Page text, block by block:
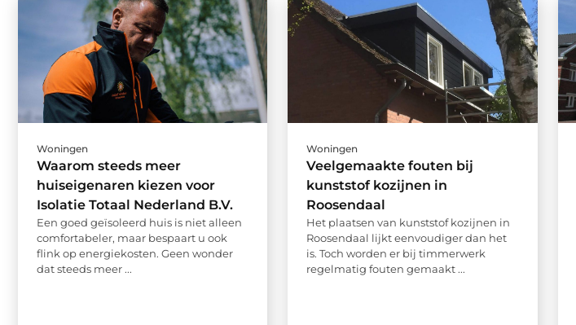
Woningen
Waarom steeds meer
huiseigenaren kiezen voor
Isolatie Totaal Nederland B.V.
Een goed geïsoleerd huis is niet alleen
comfortabeler, maar bespaart u ook
flink op energiekosten. Geen wonder
dat steeds meer ...
Woningen
Veelgemaakte fouten bij
kunststof kozijnen in
Roosendaal
Het plaatsen van kunststof kozijnen in
Roosendaal lijkt eenvoudiger dan het
is. Toch worden er bij timmerwerk
regelmatig fouten gemaakt ...